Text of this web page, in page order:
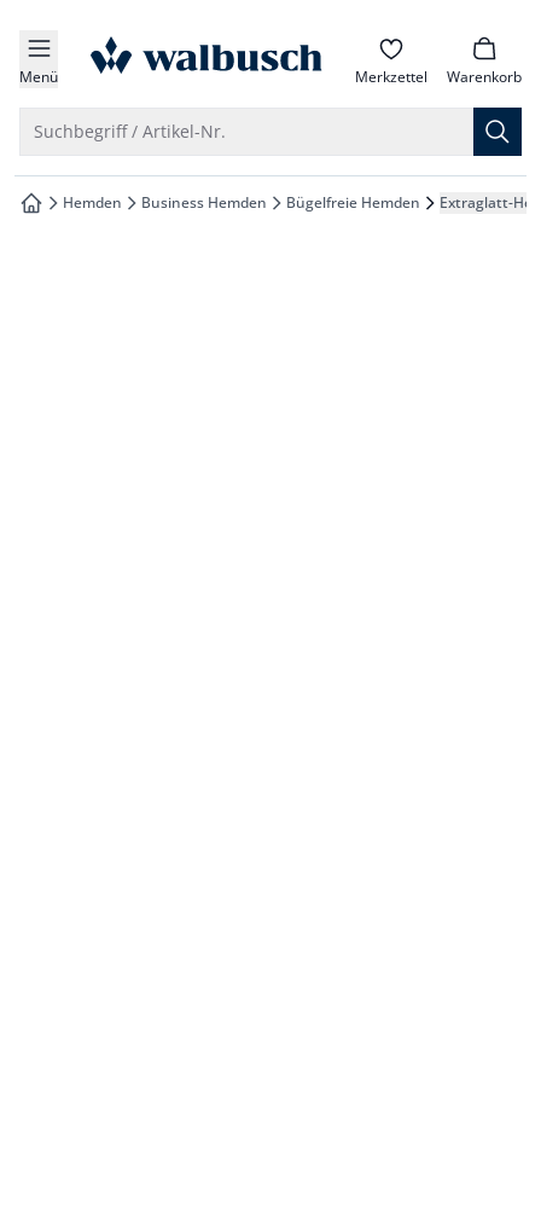
springen
springen
springen
springen
Menü zur Startseite Merkzettel Warenkorb
Suchbegriff / Artikel-Nr.
zur Startseite
Hemden Business Hemden Bügelfreie Hemden Extraglatt-